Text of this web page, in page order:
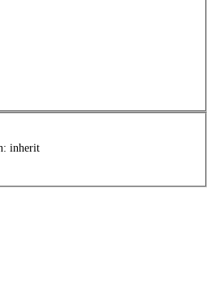
inherit